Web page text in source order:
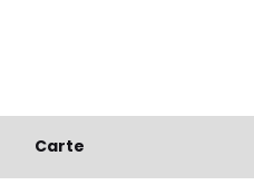
Carte